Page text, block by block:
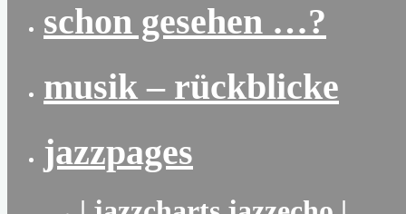
schon gesehen …?
musik – rückblicke
jazzpages